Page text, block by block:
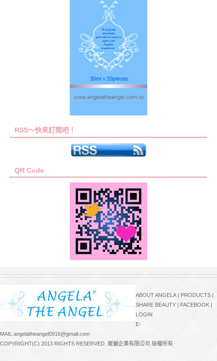
RSS～快來訂閱吧！
QR Code
ABOUT ANGELA PRODUCTS
SHARE BEAUTY
FACEBOOK
LOGIN
E-
MAIL:angelatheangel0916@gmail.com
COPYRIGHT(C) 2013 RIGHTS RESERVED. 崴儷企業有限公司 版權所有